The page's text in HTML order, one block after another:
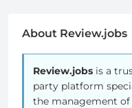
About Review.jobs
Review.jobs is a
party platform
the management of